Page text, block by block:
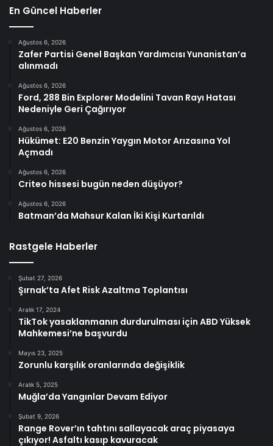
En Güncel Haberler
Ağustos 6, 2026
Zafer Partisi Genel Başkan Yardımcısı Yunanistan’a
alınmadı
Ağustos 6, 2026
Ford, 288 Bin Explorer Modelini Tavan Rayı Hatası
Nedeniyle Geri Çağırıyor
Ağustos 6, 2026
Hükümet: E20 Benzin Yaygın Motor Arızasına Yol
Açmadı
Ağustos 6, 2026
Criteo hissesi bugün neden düşüyor?
Ağustos 6, 2026
Batman’da Mahsur Kalan İki Kişi Kurtarıldı
Rastgele Haberler
Şubat 27, 2026
Şırnak’ta Afet Risk Azaltma Toplantısı
Aralık 17, 2024
TikTok yasaklanmanın durdurulması için ABD Yüksek
Mahkemesi’ne başvurdu
Mayıs 23, 2025
Zorunlu karşılık oranlarında değişiklik
Aralık 5, 2025
Muğla’da Yangınlar Devam Ediyor
Şubat 9, 2026
Range Rover’ın tahtını sallayacak araç piyasaya
çıkıyor! Asfaltı kasıp kavuracak